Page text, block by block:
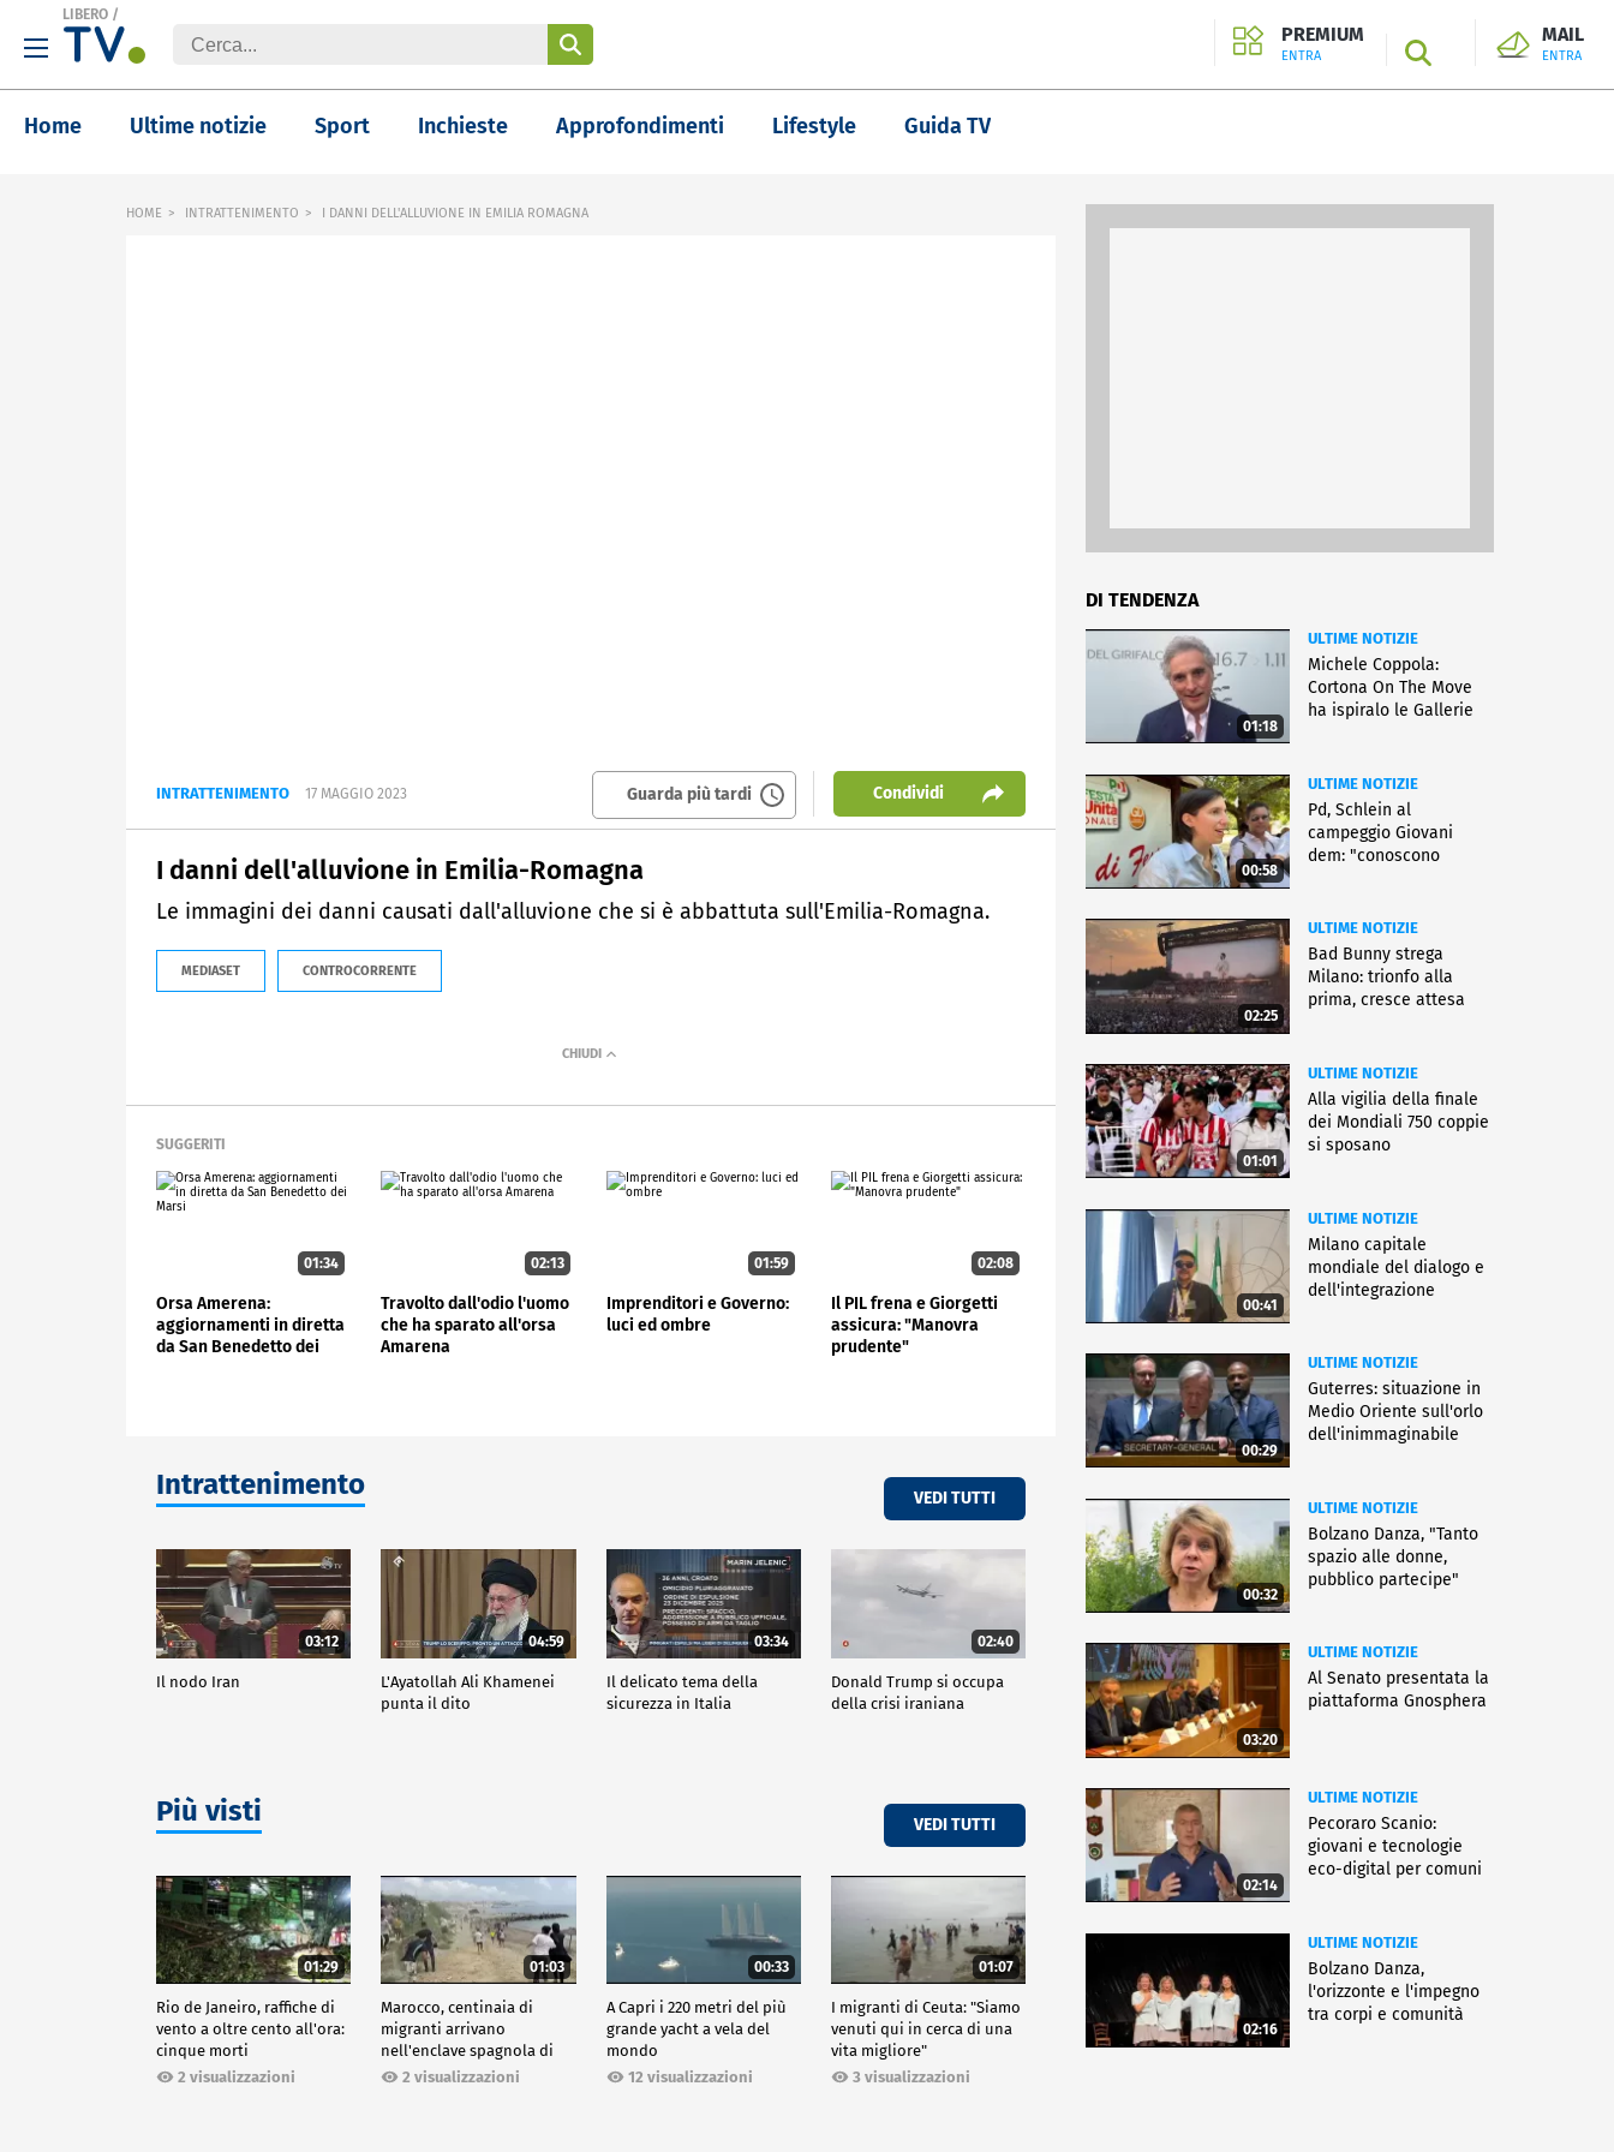
LIBERO /
PREMIUM
ENTRA SEARCH
MAIL
ENTRA
Home Ultime notizie Sport Inchieste Approfondimenti Lifestyle Guida TV
HOME INTRATTENIMENTO I DANNI DELL'ALLUVIONE IN EMILIA ROMAGNA
INTRATTENIMENTO 17 MAGGIO 2023 Guarda più tardi Condividi
I danni dell'alluvione in Emilia-Romagna
Le immagini dei danni causati dall'alluvione che si è abbattuta sull'Emilia-Romagna.
MEDIASET CONTROCORRENTE
SUGGERITI
01:34
Orsa Amerena:
aggiornamenti in diretta
da San Benedetto dei
02:13
Travolto dall'odio l'uomo
che ha sparato all'orsa
Amarena
01:59
Imprenditori e Governo:
luci ed ombre
02:08
Il PIL frena e Giorgetti
assicura: "Manovra
prudente"
Intrattenimento VEDI TUTTI
03:12
Il nodo Iran
04:59
L'Ayatollah Ali Khamenei
punta il dito
03:34
Il delicato tema della
sicurezza in Italia
02:40
Donald Trump si occupa
della crisi iraniana
Più visti VEDI TUTTI
01:29
Rio de Janeiro, raffiche di
vento a oltre cento all'ora:
cinque morti
2 visualizzazioni
01:03
Marocco, centinaia di
migranti arrivano
nell'enclave spagnola di
Ceuta2 visualizzazioni
00:33
A Capri i 220 metri del più
grande yacht a vela del
mondo
12 visualizzazioni
01:07
I migranti di Ceuta: "Siamo
venuti qui in cerca di una
vita migliore"
3 visualizzazioni
DI TENDENZA
01:18
ULTIME NOTIZIE
Michele Coppola:
Cortona On The Move
ha ispiralo le Gallerie
00:58
ULTIME NOTIZIE
Pd, Schlein al
campeggio Giovani
dem: "conoscono
02:25
ULTIME NOTIZIE
Bad Bunny strega
Milano: trionfo alla
prima, cresce attesa
01:01
ULTIME NOTIZIE
Alla vigilia della finale
dei Mondiali 750 coppie
si sposano
00:41
ULTIME NOTIZIE
Milano capitale
mondiale del dialogo e
dell'integrazione
00:29
ULTIME NOTIZIE
Guterres: situazione in
Medio Oriente sull'orlo
dell'inimmaginabile
00:32
ULTIME NOTIZIE
Bolzano Danza, "Tanto
spazio alle donne,
pubblico partecipe"
03:20
ULTIME NOTIZIE
Al Senato presentata la
piattaforma Gnosphera
02:14
ULTIME NOTIZIE
Pecoraro Scanio:
giovani e tecnologie
eco-digital per comuni
02:16
ULTIME NOTIZIE
Bolzano Danza,
l'orizzonte e l'impegno
tra corpi e comunità